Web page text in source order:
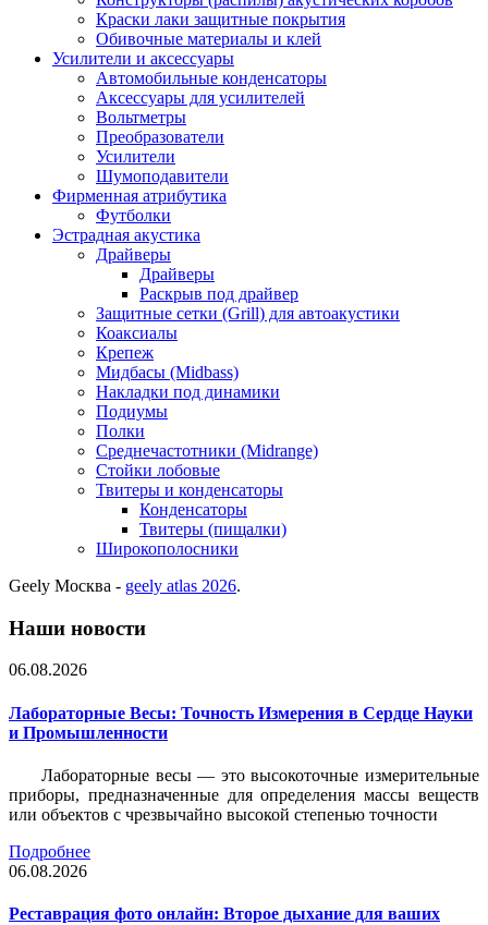
Краски лаки защитные покрытия
Обивочные материалы и клей
Усилители и аксессуары
Автомобильные конденсаторы
Аксессуары для усилителей
Вольтметры
Преобразователи
Усилители
Шумоподавители
Фирменная атрибутика
Футболки
Эстрадная акустика
Драйверы
Драйверы
Раскрыв под драйвер
Защитные сетки (Grill) для автоакустики
Коаксиалы
Крепеж
Мидбасы (Midbass)
Накладки под динамики
Подиумы
Полки
Среднечастотники (Midrange)
Стойки лобовые
Твитеры и конденсаторы
Конденсаторы
Твитеры (пищалки)
Широкополосники
Geely Москва - geely atlas 2026.
Наши новости
06.08.2026
Лабораторные Весы: Точность Измерения в Сердце Науки
и Промышленности
Лабораторные весы — это высокоточные измерительные
приборы, предназначенные для определения массы веществ
или объектов с чрезвычайно высокой степенью точности
Подробнее
06.08.2026
Реставрация фото онлайн: Второе дыхание для ваших